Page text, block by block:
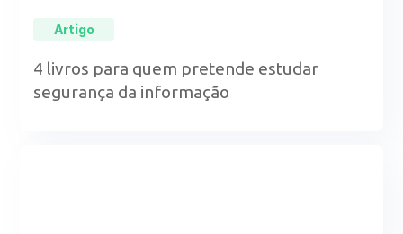
Artigo
4 livros para quem pretende estudar
segurança da informação